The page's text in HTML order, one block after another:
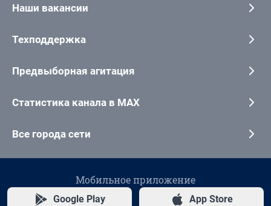
Наши вакансии
Техподдержка
Предвыборная агитация
Статистика канала в MAX
Все города сети
Мобильное приложение
Google Play App Store